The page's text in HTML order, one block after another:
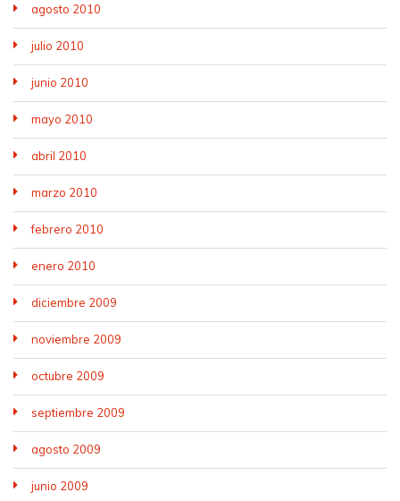
agosto 2010
julio 2010
junio 2010
mayo 2010
abril 2010
marzo 2010
febrero 2010
enero 2010
diciembre 2009
noviembre 2009
octubre 2009
septiembre 2009
agosto 2009
junio 2009